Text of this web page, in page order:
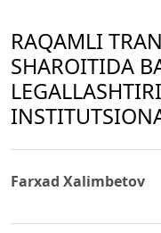
RAQAMLI
SHAROITIDA
Farxad Xalimbetov